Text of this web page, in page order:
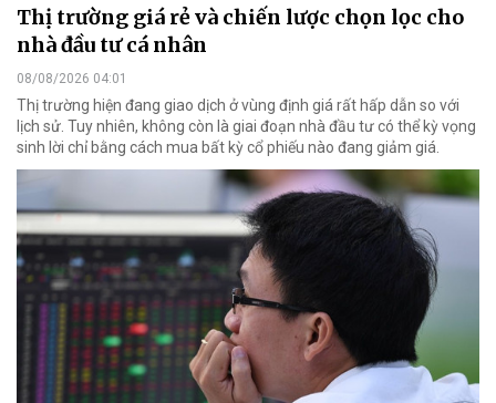
Thị trường giá rẻ và chiến lược chọn lọc cho
nhà đầu tư cá nhân
08/08/2026 04:01
Thị trường hiện đang giao dịch ở vùng định giá rất hấp dẫn so với
lịch sử. Tuy nhiên, không còn là giai đoạn nhà đầu tư có thể kỳ vọng
sinh lời chỉ bằng cách mua bất kỳ cổ phiếu nào đang giảm giá.